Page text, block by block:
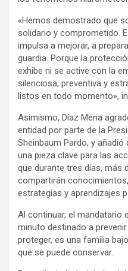
«Hemos demostrado que
solidario y comprometido.
impulsa a mejorar, a
guardia. Porque la
exhibe ni se active con la
silenciosa, preventiva y
listos en todo momento»,
Asimismo, Díaz Mena
entidad por parte de la
Sheinbaum Pardo, y
una pieza clave para las
que durante tres días, más
compartirán
estrategias y aprendizajes
Al continuar, el mandatario
minuto destinado a
proteger, es una familia
que se puede conservar.